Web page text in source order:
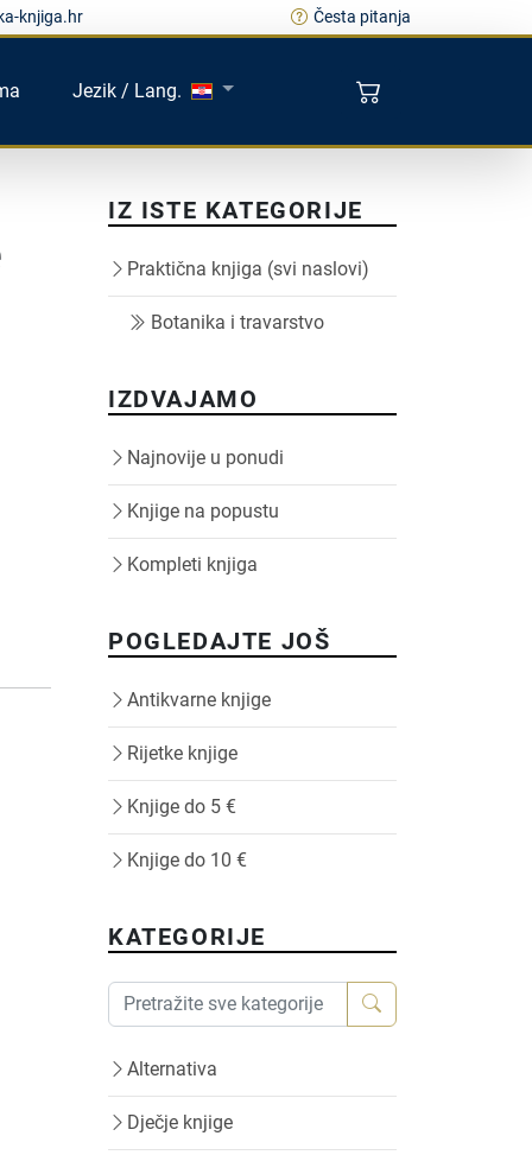
knjiga.hr Česta pitanja
Jezik / Lang.
IZ ISTE KATEGORIJE
Praktična knjiga (svi naslovi)
Botanika i travarstvo
IZDVAJAMO
Najnovije u ponudi
Knjige na popustu
Kompleti knjiga
POGLEDAJTE JOŠ
Antikvarne knjige
Rijetke knjige
Knjige do 5 €
Knjige do 10 €
KATEGORIJE
Alternativa
Dječje knjige